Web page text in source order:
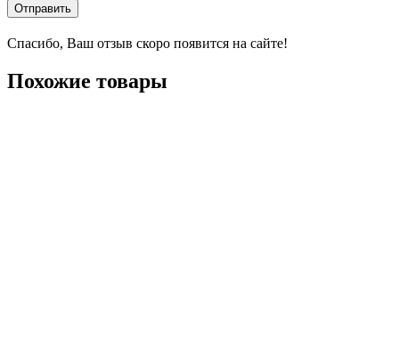
Отправить
Спасибо, Ваш отзыв скоро появится на сайте!
Похожие товары